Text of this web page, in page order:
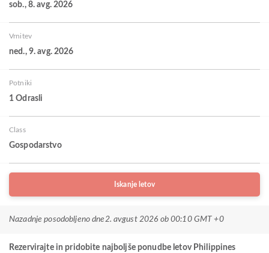
sob., 8. avg. 2026
Vrnitev
ned., 9. avg. 2026
Potniki
1 Odrasli
Class
Gospodarstvo
Iskanje letov
Nazadnje posodobljeno dne2. avgust 2026 ob 00:10 GMT +0
Rezervirajte in pridobite najboljše ponudbe letov Philippines